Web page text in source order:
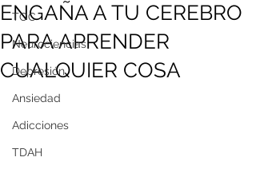
TOC
Neurociencias
Depresión
Ansiedad
Adicciones
TDAH
ENGAÑA A TU CEREBRO
PARA APRENDER
CUALQUIER COSA